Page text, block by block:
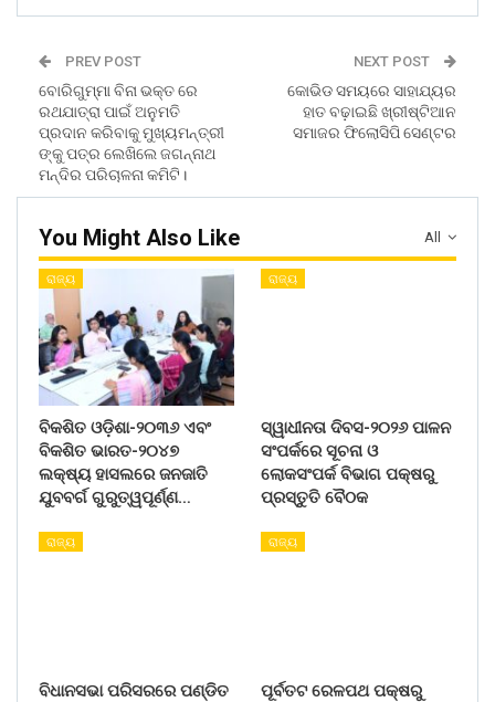
PREV POST
ବୋରିଗୁମ୍ମା ବିନା ଭକ୍ତ ରେ
ରଥଯାତ୍ରା ପାଇଁ ଅନୁମତି
ପ୍ରଦାନ କରିବାକୁ ମୁଖ୍ୟମନ୍ତ୍ରୀ
ଙ୍କୁ ପତ୍ର ଲେଖିଲେ ଜଗନ୍ନାଥ
ମନ୍ଦିର ପରିଚାଳନା କମିଟି।
NEXT POST
କୋଭିଡ ସମୟରେ ସାହାଯ୍ୟର
ହାତ ବଢ଼ାଇଛି ଖ୍ରୀଷ୍ଟିଆନ
ସମାଜର ଫିଲୋସିପି ସେଣ୍ଟର
All
You Might Also Like
ରାଜ୍ୟ
ବିକଶିତ ଓଡ଼ିଶା-୨୦୩୬ ଏବଂ
ବିକଶିତ ଭାରତ-୨୦୪୭
ଲକ୍ଷ୍ୟ ହାସଲରେ ଜନଜାତି
ଯୁବବର୍ଗ ଗୁରୁତ୍ୱପୂର୍ଣ୍ଣ…
ରାଜ୍ୟ
ସ୍ୱାଧୀନତା ଦିବସ-୨୦୨୬ ପାଳନ
ସଂପର୍କରେ ସୂଚନା ଓ
ଲୋକସଂପର୍କ ବିଭାଗ ପକ୍ଷରୁ
ପ୍ରସ୍ତୁତି ବୈଠକ
ରାଜ୍ୟ
ବିଧାନସଭା ପରିସରରେ ପଣ୍ଡିତ
ରାଜ୍ୟ
ପୂର୍ବତଟ ରେଳପଥ ପକ୍ଷରୁ